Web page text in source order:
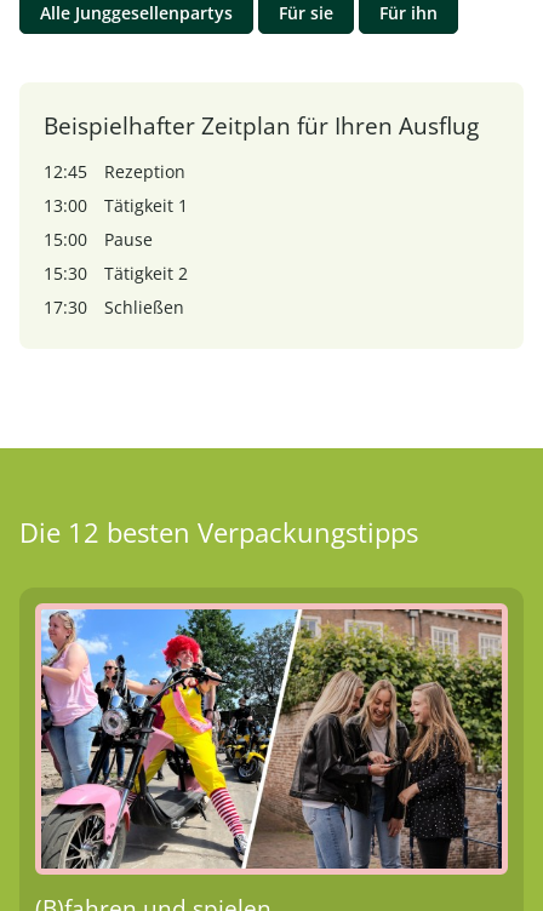
Alle Junggesellenpartys Für sie Für ihn
Beispielhafter Zeitplan für Ihren Ausflug
12:45
Rezeption
13:00
Tätigkeit 1
15:00
Pause
15:30
Tätigkeit 2
17:30
Schließen
Die 12 besten Verpackungstipps